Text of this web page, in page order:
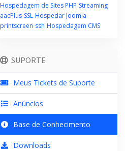
Hospedagem de Sites PHP Streaming
aacPlus SSL Hospedar Joomla
printscreen ssh Hospedagem CMS
SUPORTE
Meus Tickets de Suporte
Anúncios
Base de Conhecimento
Downloads